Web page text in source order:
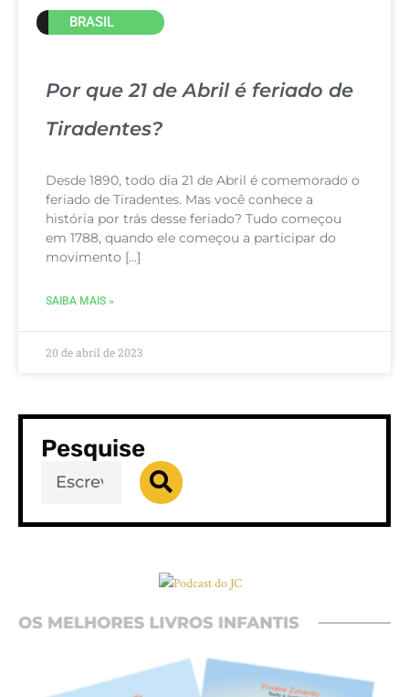
BRASIL
Por que 21 de Abril é feriado de
Tiradentes?
Desde 1890, todo dia 21 de Abril é comemorado o
feriado de Tiradentes. Mas você conhece a
história por trás desse feriado? Tudo começou
em 1788, quando ele começou a participar do
movimento […]
SAIBA MAIS »
20 de abril de 2023
Pesquise